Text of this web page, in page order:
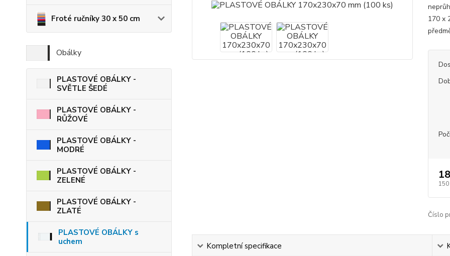
Froté ručníky 30 x 50 cm
Obálky
PLASTOVÉ OBÁLKY -
SVĚTLE ŠEDÉ
PLASTOVÉ OBÁLKY -
RŮŽOVÉ
PLASTOVÉ OBÁLKY -
MODRÉ
PLASTOVÉ OBÁLKY -
ZELENÉ
PLASTOVÉ OBÁLKY -
ZLATÉ
PLASTOVÉ OBÁLKY s
uchem
170 x
150
Číslo
Kompletní specifikace